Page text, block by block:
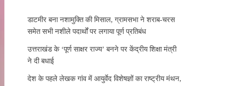
डाटमीर बना नशामुक्ति की मिसाल, ग्रामसभा ने शराब-चरस
समेत सभी नशीले पदार्थों पर लगाया पूर्ण प्रतिबंध
उत्तराखंड के ‘पूर्ण साक्षर राज्य’ बनने पर केंद्रीय शिक्षा मंत्री
ने दी बधाई
देश के पहले लेखक गांव में आयुर्वेद विशेषज्ञों का राष्ट्रीय मंथन,